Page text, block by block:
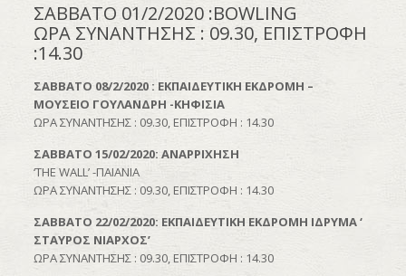
ΣΑΒΒΑΤΟ 01/2/2020 :BOWLING
ΩΡΑ ΣΥΝΑΝΤΗΣΗΣ : 09.30, ΕΠΙΣΤΡΟΦΗ
:14.30
ΣΑΒΒΑΤΟ 08/2/2020 : ΕΚΠΑΙΔΕΥΤΙΚΗ ΕΚΔΡΟΜΗ –
ΜΟΥΣΕΙΟ ΓΟΥΛΑΝΔΡΗ -ΚΗΦΙΣΙΑ
ΩΡΑ ΣΥΝΑΝΤΗΣΗΣ : 09.30, ΕΠΙΣΤΡΟΦΗ : 14.30
ΣΑΒΒΑΤΟ 15/02/2020: ANAΡΡΙΧΗΣΗ
‘ΤHE WALL’ -ΠΑΙΑΝΙΑ
ΩΡΑ ΣΥΝΑΝΤΗΣΗΣ : 09.30, ΕΠΙΣΤΡΟΦΗ : 14.30
ΣΑΒΒΑΤΟ 22/02/2020: ΕΚΠΑΙΔΕΥΤΙΚΗ ΕΚΔΡΟΜΗ ΙΔΡΥΜΑ ‘
ΣΤΑΥΡΟΣ ΝΙΑΡΧΟΣ’
ΩΡΑ ΣΥΝΑΝΤΗΣΗΣ : 09.30, ΕΠΙΣΤΡΟΦΗ : 14.30